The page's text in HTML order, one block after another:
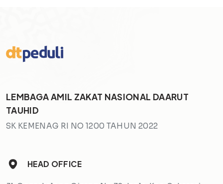
LEMBAGA AMIL ZAKAT NASIONAL DAARUT
TAUHID
SK KEMENAG RI NO 1200 TAHUN 2022
HEAD OFFICE